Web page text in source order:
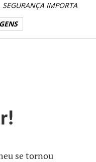
SEGURANÇA IMPORTA
se tornou